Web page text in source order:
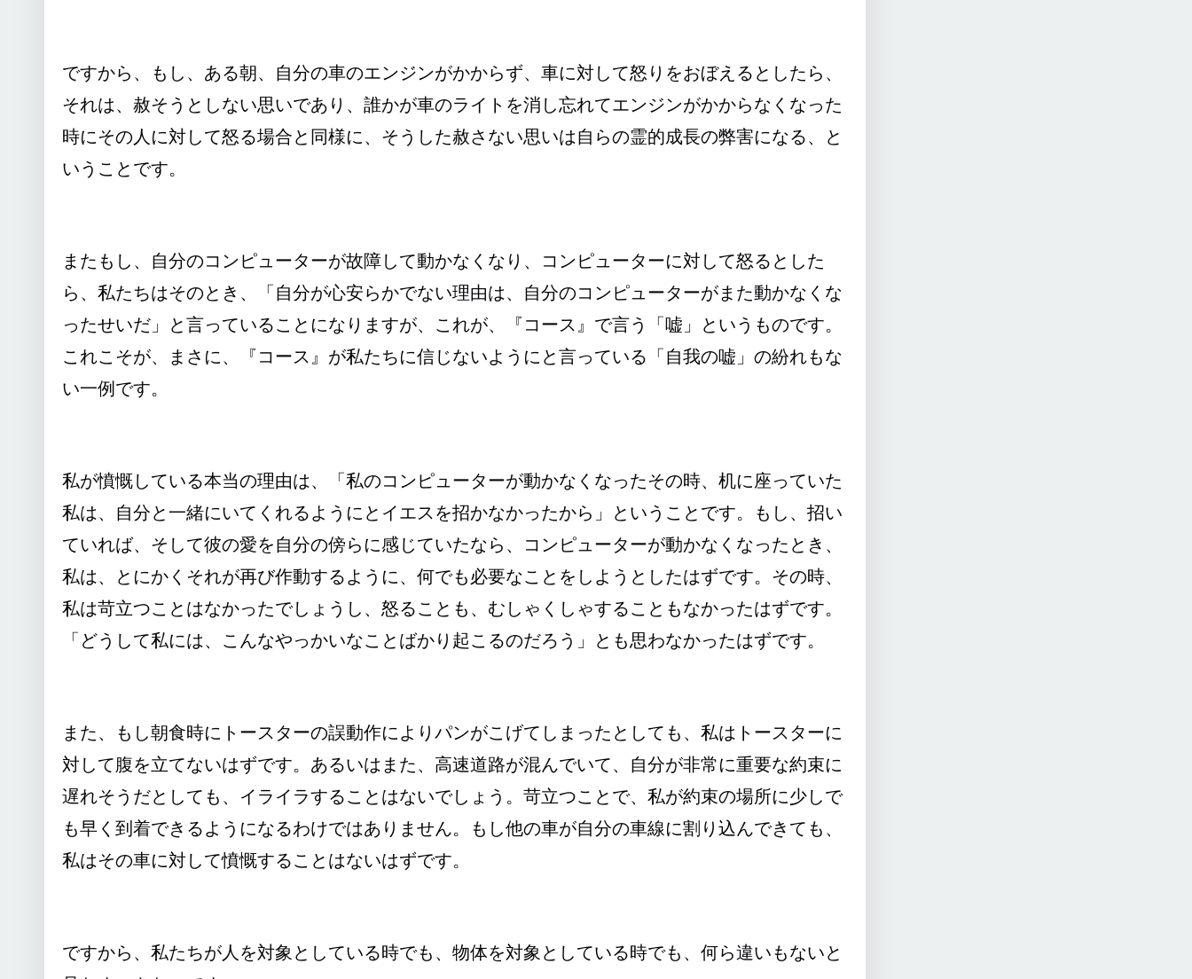
ですから、もし、ある朝、自分の車のエンジンがかからず、車に対して怒りをおぼえるとしたら、
それは、赦そうとしない思いであり、誰かが車のライトを消し忘れてエンジンがかからなくなった
時にその人に対して怒る場合と同様に、そうした赦さない思いは自らの霊的成長の弊害になる、と
いうことです。
またもし、自分のコンピューターが故障して動かなくなり、コンピューターに対して怒るとした
ら、私たちはそのとき、「自分が心安らかでない理由は、自分のコンピューターがまた動かなくな
ったせいだ」と言っていることになりますが、これが、『コース』で言う「嘘」というものです。
これこそが、まさに、『コース』が私たちに信じないようにと言っている「自我の嘘」の紛れもな
い一例です。
私が憤慨している本当の理由は、「私のコンピューターが動かなくなったその時、机に座っていた
私は、自分と一緒にいてくれるようにとイエスを招かなかったから」ということです。もし、招い
ていれば、そして彼の愛を自分の傍らに感じていたなら、コンピューターが動かなくなったとき、
私は、とにかくそれが再び作動するように、何でも必要なことをしようとしたはずです。その時、
私は苛立つことはなかったでしょうし、怒ることも、むしゃくしゃすることもなかったはずです。
「どうして私には、こんなやっかいなことばかり起こるのだろう」とも思わなかったはずです。
また、もし朝食時にトースターの誤動作によりパンがこげてしまったとしても、私はトースターに
対して腹を立てないはずです。あるいはまた、高速道路が混んでいて、自分が非常に重要な約束に
遅れそうだとしても、イライラすることはないでしょう。苛立つことで、私が約束の場所に少しで
も早く到着できるようになるわけではありません。もし他の車が自分の車線に割り込んできても、
私はその車に対して憤慨することはないはずです。
ですから、私たちが人を対象としている時でも、物体を対象としている時でも、何ら違いもないと